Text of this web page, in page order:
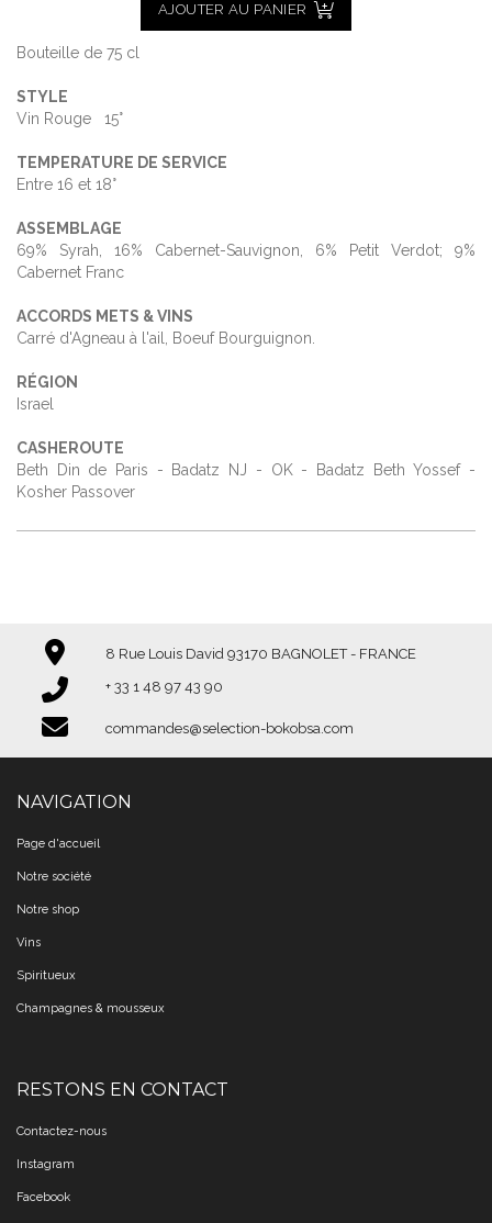
AJOUTER AU PANIER
Bouteille de 75 cl
STYLE
Vin Rouge 15°
TEMPERATURE DE SERVICE
Entre 16 et 18°
ASSEMBLAGE
69% Syrah, 16% Cabernet-Sauvignon, 6% Petit Verdot; 9%
Cabernet Franc
ACCORDS METS & VINS
Carré d'Agneau à l'ail, Boeuf Bourguignon.
RÉGION
Israel
CASHEROUTE
Beth Din de Paris - Badatz NJ - OK - Badatz Beth Yossef -
Kosher Passover
8 Rue Louis David 93170 BAGNOLET - FRANCE
+ 33 1 48 97 43 90​​​​​​​
commandes@selection-bokobsa.com
NAVIGATION
Page d'accueil
Notre société
Notre shop
Vins
Spiritueux
Champagnes & mousseux
RESTONS EN CONTACT
Contactez-nous
Instagram
Facebook